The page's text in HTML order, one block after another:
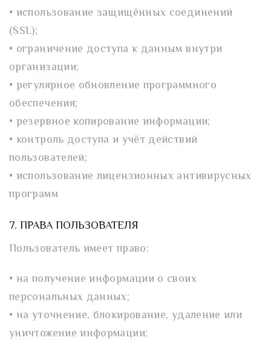
• использование защищённых соединений
(SSL);
• ограничение доступа к данным внутри
организации;
• регулярное обновление программного
обеспечения;
• резервное копирование информации;
• контроль доступа и учёт действий
пользователей;
• использование лицензионных антивирусных
программ
7. ПРАВА ПОЛЬЗОВАТЕЛЯ
Пользователь имеет право:
• на получение информации о своих
персональных данных;
• на уточнение, блокирование, удаление или
уничтожение информации;